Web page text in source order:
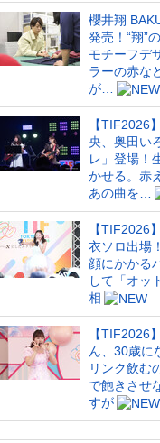
櫻井翔
発売！“翔”
モチーフデ
ラーの赤な
が…
【TIF2026
央、奥田い
レ」登場！
かせる。赤
あの曲を…
【TIF2026
衣ソロ出場
顔にかかる
して「オッ
相
【TIF2026
ん、30歳に
リンク飲む
で飽きさせ
すが